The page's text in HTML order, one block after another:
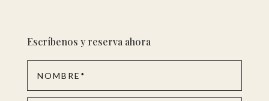
Escríbenos y reserva ahora